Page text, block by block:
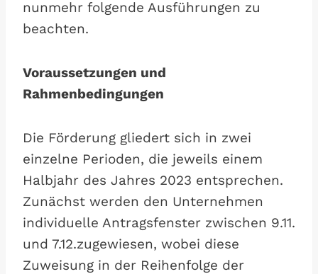
nunmehr folgende Ausführungen zu
beachten.
Voraussetzungen und
Rahmenbedingungen
Die Förderung gliedert sich in zwei
einzelne Perioden, die jeweils einem
Halbjahr des Jahres 2023 entsprechen.
Zunächst werden den Unternehmen
individuelle Antragsfenster zwischen 9.11.
und 7.12.zugewiesen, wobei diese
Zuweisung in der Reihenfolge der